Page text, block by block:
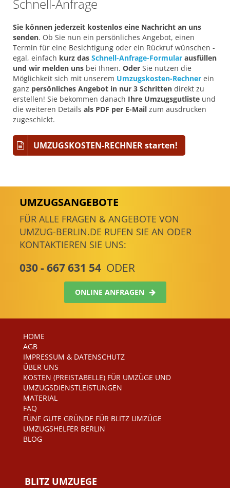
Schnell-Anfrage
Sie können jederzeit kostenlos eine Nachricht an uns
senden. Ob Sie nun ein persönliches Angebot, einen
Termin für eine Besichtigung oder ein Rückruf wünschen -
egal, einfach kurz das Schnell-Anfrage-Formular ausfüllen
und wir melden uns bei Ihnen. Oder Sie nutzen die
Möglichkeit sich mit unserem Umzugskosten-Rechner ein
ganz persönliches Angebot in nur 3 Schritten direkt zu
erstellen! Sie bekommen danach Ihre Umzugsgutliste und
die weiteren Details als PDF per E-Mail zum ausdrucken
zugeschickt.
UMZUGSKOSTEN-RECHNER starten!
UMZUGSANGEBOTE
FÜR ALLE FRAGEN & ANGEBOTE VON
UMZUG-BERLIN.DE RUFEN SIE AN ODER
KONTAKTIEREN SIE UNS:
030 - 667 631 54 ODER
ONLINE ANFRAGEN
HOME
AGB
IMPRESSUM & DATENSCHUTZ
ÜBER UNS
KOSTEN (PREISTABELLE) FÜR UMZÜGE UND
UMZUGSDIENSTLEISTUNGEN
MATERIAL
FAQ
FÜNF GUTE GRÜNDE FÜR BLITZ UMZÜGE
UMZUGSHELFER BERLIN
BLOG
BLITZ UMZUEGE